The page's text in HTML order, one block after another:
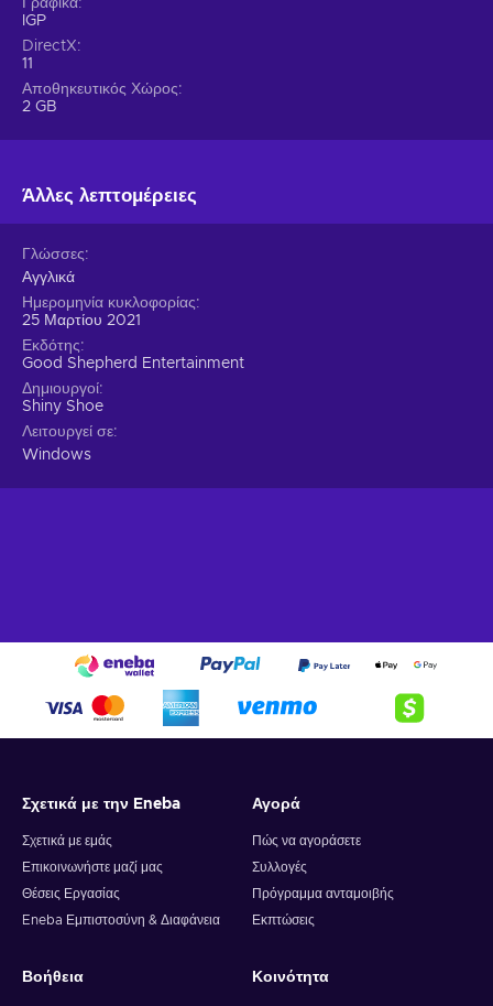
IGP
DirectX
11
Αποθηκευτικός Χώρος
2 GB
Άλλες λεπτομέρειες
Γλώσσες
Αγγλικά
Ημερομηνία κυκλοφορίας
25 Μαρτίου 2021
Εκδότης
Good Shepherd Entertainment
Δημιουργοί
Shiny Shoe
Λειτουργεί σε
Windows
Σχετικά με την Eneba
Σχετικά με εμάς
Επικοινωνήστε μαζί μας
Θέσεις Εργασίας
Eneba Εμπιστοσύνη & Διαφάνεια
Αγορά
Πώς να αγοράσετε
Συλλογές
Πρόγραμμα ανταμοιβής
Εκπτώσεις
Βοήθεια Κοινότητα